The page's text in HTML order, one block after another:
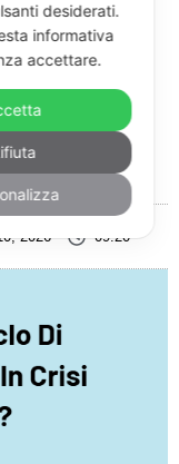
2026 09:20
desiderati.
informativa
accettare.